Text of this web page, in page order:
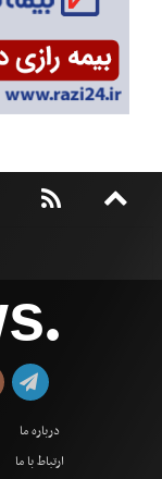
●
درباره ما
ارتباط با ما